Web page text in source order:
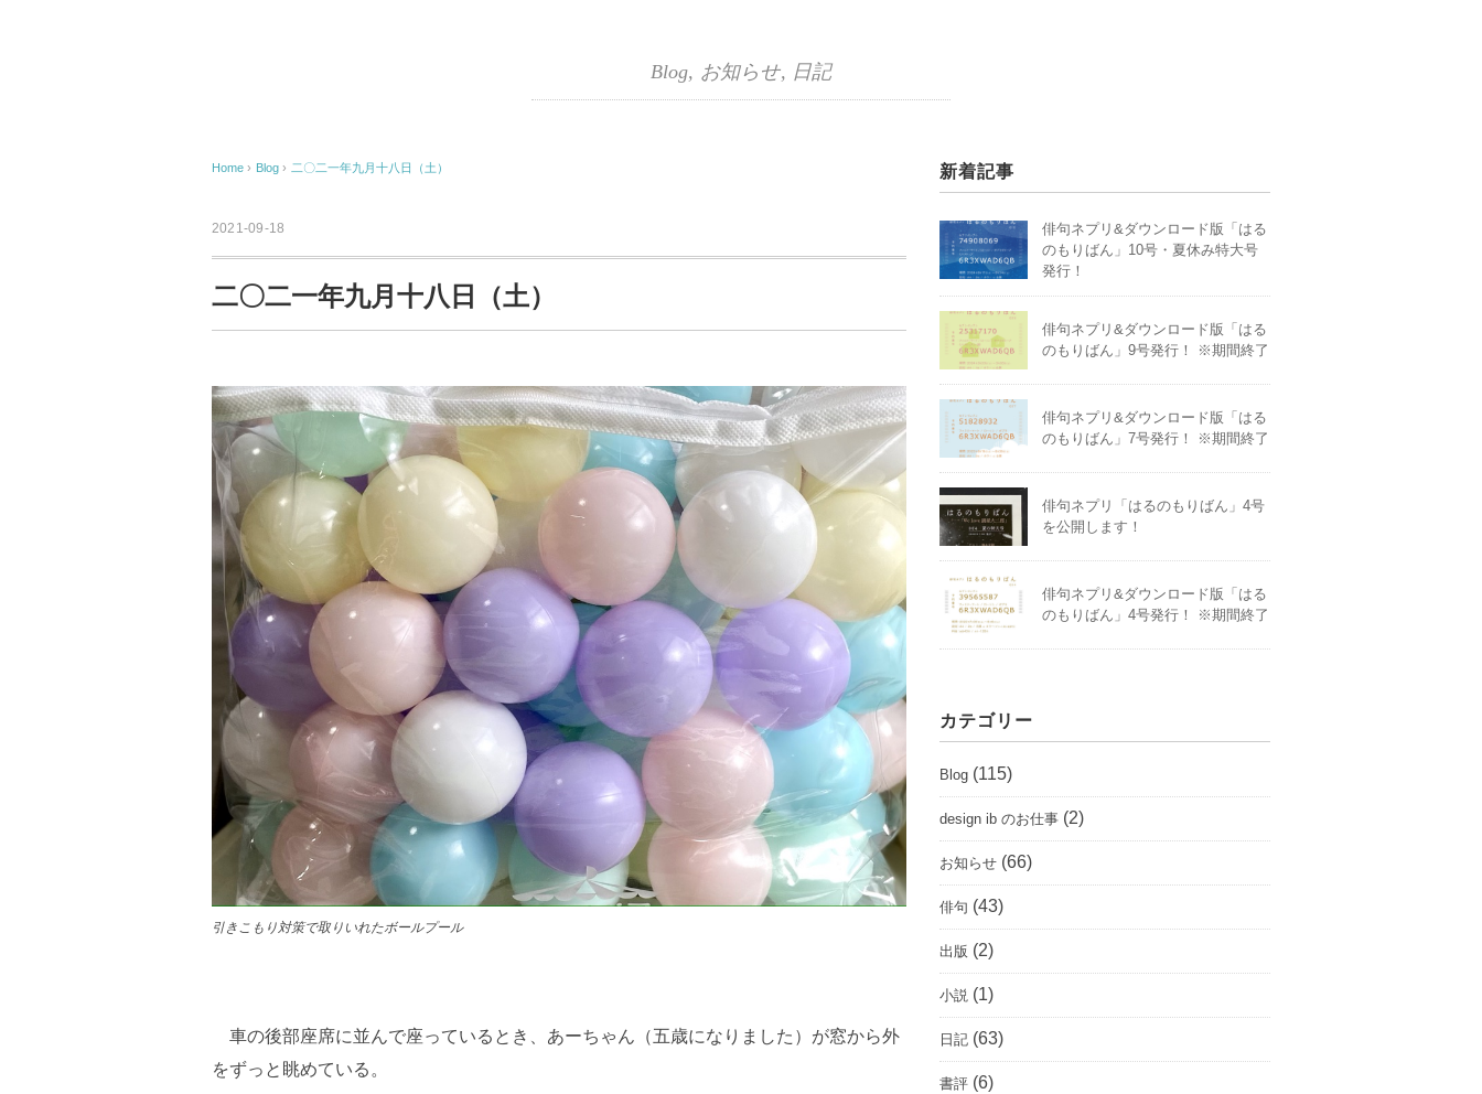
Blog, お知らせ, 日記
Home › Blog › 二〇二一年九月十八日（土）
2021-09-18
二〇二一年九月十八日（土）
引きこもり対策で取りいれたボールプール
車の後部座席に並んで座っているとき、あーちゃん（五歳になりました）が窓から外
をずっと眺めている。
新着記事
俳句ネプリ&ダウンロード版「はる
のもりばん」10号・夏休み特大号
発行！
俳句ネプリ&ダウンロード版「はる
のもりばん」9号発行！ ※期間終了
俳句ネプリ&ダウンロード版「はる
のもりばん」7号発行！ ※期間終了
俳句ネプリ「はるのもりばん」4号
を公開します！
俳句ネプリ&ダウンロード版「はる
のもりばん」4号発行！ ※期間終了
カテゴリー
Blog (115)
design ib のお仕事 (2)
お知らせ (66)
俳句 (43)
出版 (2)
小説 (1)
日記 (63)
書評 (6)